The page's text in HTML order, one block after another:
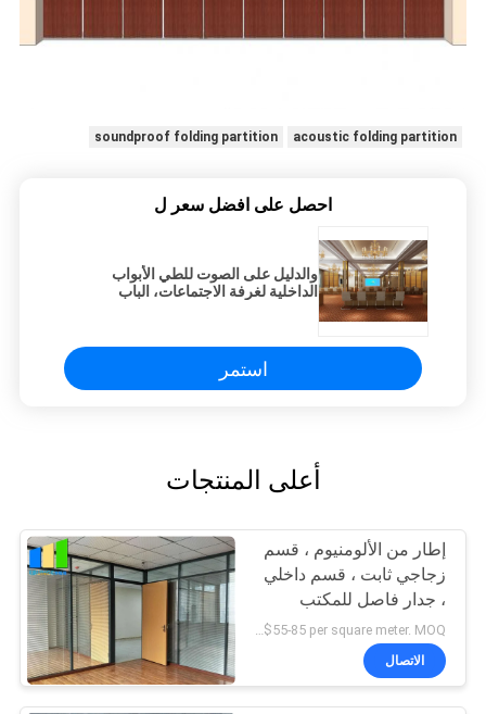
acoustic folding partition
soundproof folding partition
احصل على افضل سعر ل
والدليل على الصوت للطي الأبواب
الداخلية لغرفة الاجتماعات، الباب
استمر
أعلى المنتجات
إطار من الألومنيوم ، قسم
زجاجي ثابت ، قسم داخلي
، جدار فاصل للمكتب
US $55-85 per square meter. MOQ:لا موك ، 1 متر مربع متاح أيضا.
الاتصال